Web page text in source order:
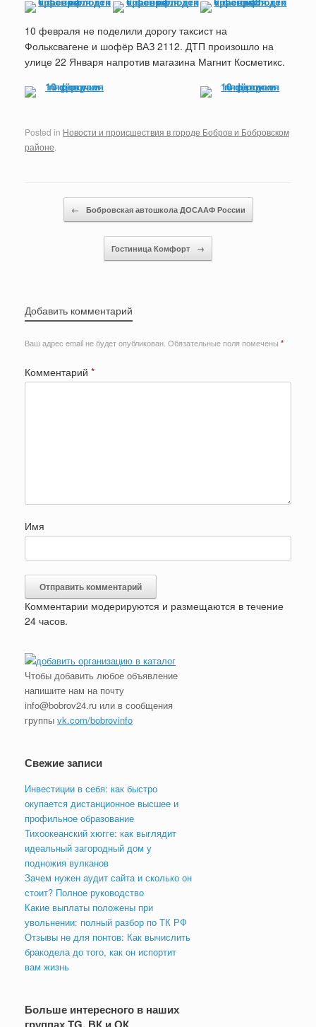
10 февраля не поделили дорогу таксист на
Фольксвагене и шофёр ВАЗ 2112. ДТП произошло на
улице 22 Января напротив магазина Магнит Косметикс.
Posted in Новости и происшествия в городе Бобров и Бобровском
районе.
Post navigation
← Бобровская автошкола ДОСААФ России
Гостиница Комфорт →
Добавить комментарий
Ваш адрес email не будет опубликован. Обязательные поля помечены *
Комментарий *
Имя
Комментарии модерируются и размещаются в течение
24 часов.
Чтобы добавить любое объявление
напишите нам на почту
info@bobrov24.ru или в сообщения
группы vk.com/bobrovinfo
Свежие записи
Инвестиции в себя: как быстро
окупается дистанционное высшее и
профильное образование
Тихоокеанский хюгге: как выглядит
идеальный загородный дом у
подножия вулканов
Зачем нужен аудит сайта и сколько он
стоит? Полное руководство
Какие выплаты положены при
увольнении: полный разбор по ТК РФ
Отзывы не для понтов: Как вычислить
бракодела до того, как он испортит
вам жизнь
Больше интересного в наших